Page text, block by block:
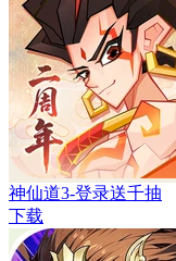
神仙道3-登录送千抽
下载